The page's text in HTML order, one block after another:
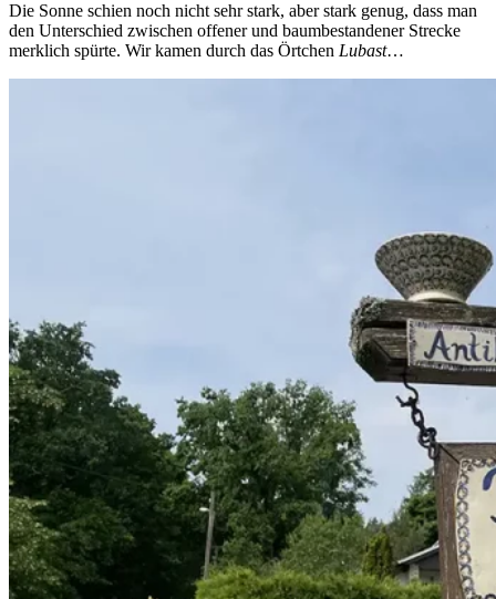
Die Sonne schien noch nicht sehr stark, aber stark genug, dass man
den Unterschied zwischen offener und baumbestandener Strecke
merklich spürte. Wir kamen durch das Örtchen Lubast…